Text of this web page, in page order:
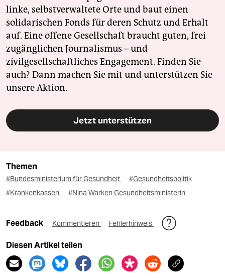
linke, selbstverwaltete Orte und baut einen
solidarischen Fonds für deren Schutz und Erhalt
auf. Eine offene Gesellschaft braucht guten, frei
zugänglichen Journalismus – und
zivilgesellschaftliches Engagement. Finden Sie
auch? Dann machen Sie mit und unterstützen Sie
unsere Aktion.
Jetzt unterstützen
Themen
#Bundesministerium für Gesundheit
#Gesundheitspolitik
#Krankenkassen
#Nina Warken Gesundheitsministerin
Feedback Kommentieren Fehlerhinweis
Diesen Artikel teilen